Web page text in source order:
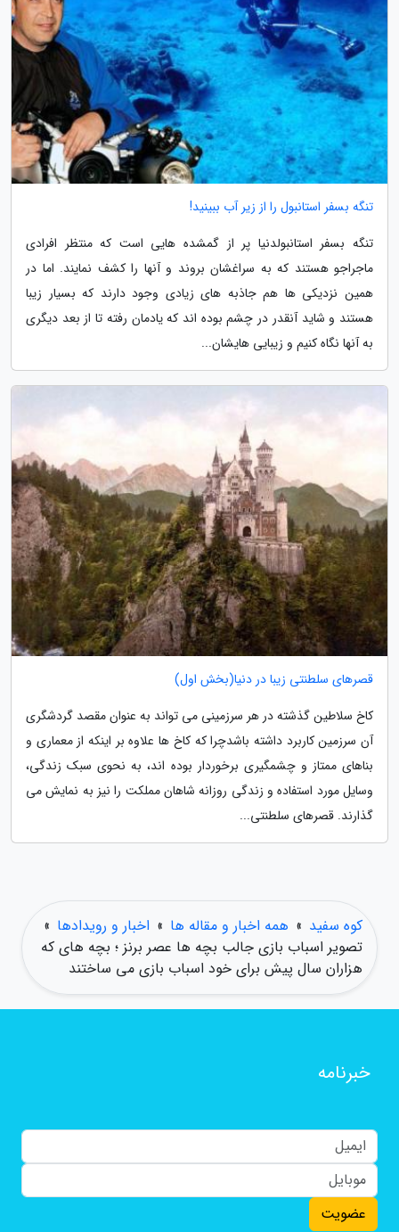
تنگه بسفر استانبول را از زیر آب ببینید!
تنگه بسفر استانبولدنیا پر از گمشده هایی است که منتظر افرادی
ماجراجو هستند که به سراغشان بروند و آنها را کشف نمایند. اما در
همین نزدیکی ها هم جاذبه های زیادی وجود دارند که بسیار زیبا
هستند و شاید آنقدر در چشم بوده اند که یادمان رفته تا از بعد دیگری
به آنها نگاه کنیم و زیبایی هایشان...
قصرهای سلطنتی زیبا در دنیا(بخش اول)
کاخ سلاطین گذشته در هر سرزمینی می تواند به عنوان مقصد گردشگری
آن سرزمین کاربرد داشته باشدچرا که کاخ ها علاوه بر اینکه از معماری و
بناهای ممتاز و چشمگیری برخوردار بوده اند، به نحوی سبک زندگی،
وسایل مورد استفاده و زندگی روزانه شاهان مملکت را نیز به نمایش می
گذارند. قصرهای سلطنتی...
کوه سفید » همه اخبار و مقاله ها » اخبار و رویدادها »
تصویر اسباب بازی جالب بچه ها عصر برنز ؛ بچه های که
هزاران سال پیش برای خود اسباب بازی می ساختند
خبرنامه
عضویت